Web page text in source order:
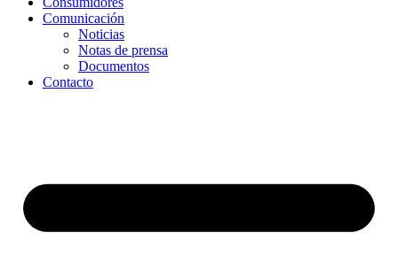
Comunicación
Noticias
Notas de prensa
Documentos
Contacto